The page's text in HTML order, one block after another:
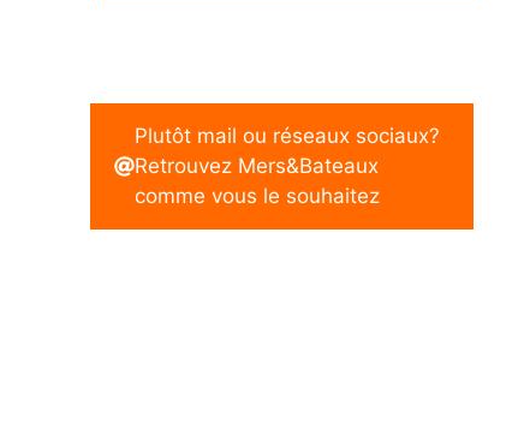
Plutôt mail ou réseaux sociaux?
Retrouvez Mers&Bateaux
comme vous le souhaitez